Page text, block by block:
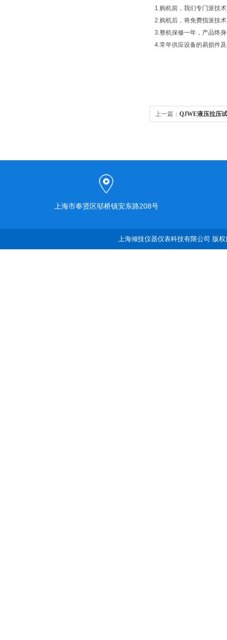
1.购机前，我们专门派技
2.购机后，将免费指派技
3.整机保修一年，产品终
4.常年供应设备的易损件
上一篇： QJWE液压拉压
上海市奉贤区邬桥镇安东路208号
上海倾技仪器仪表科技有限公司 版